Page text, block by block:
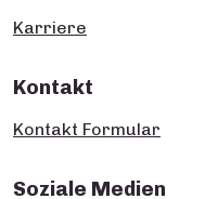
Karriere
Kontakt
Kontakt Formular
Soziale Medien